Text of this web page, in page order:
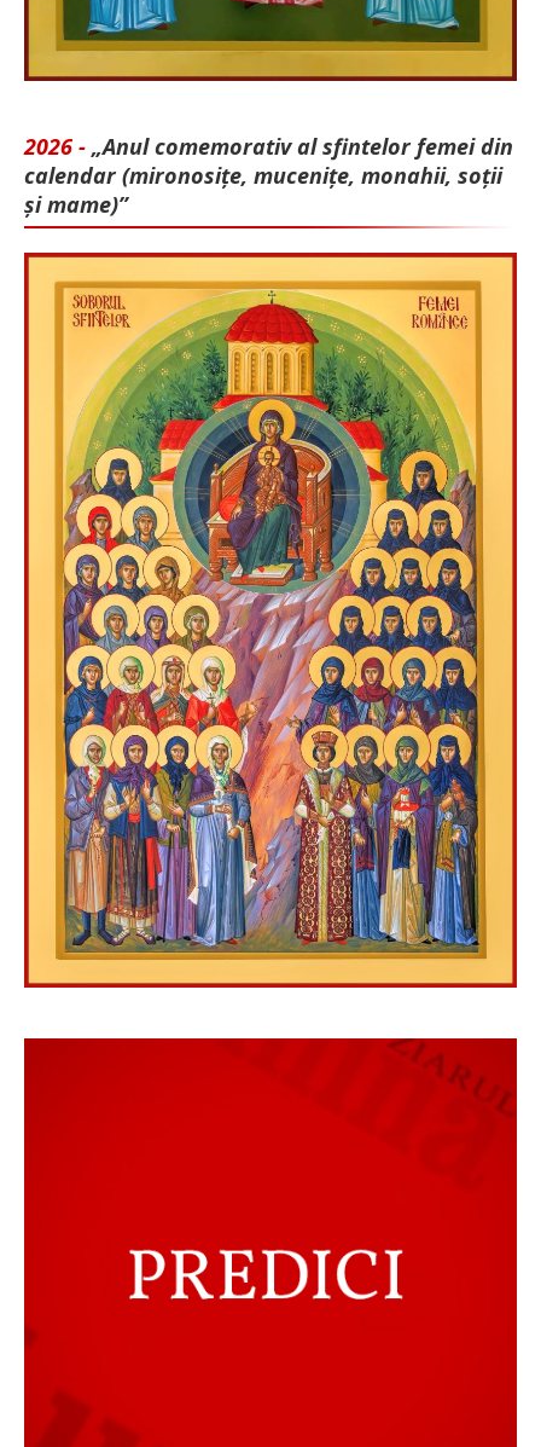
2026 - „Anul comemorativ al sfintelor femei din
calendar (mironosițe, mu­cenițe, monahii, soții
și mame)”